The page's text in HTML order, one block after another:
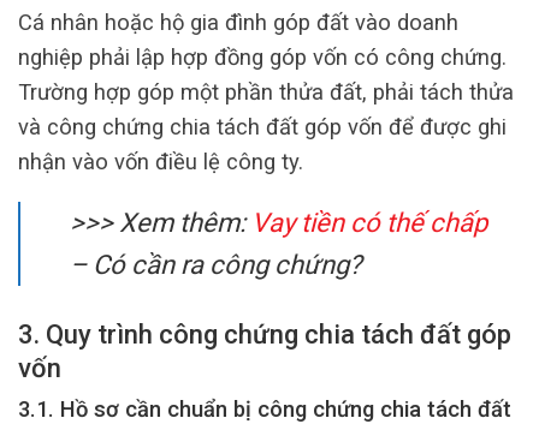
Cá nhân hoặc hộ gia đình góp đất vào doanh
nghiệp phải lập hợp đồng góp vốn có công chứng.
Trường hợp góp một phần thửa đất, phải tách thửa
và công chứng chia tách đất góp vốn để được ghi
nhận vào vốn điều lệ công ty.
>>> Xem thêm: Vay tiền có thế chấp
– Có cần ra công chứng?
3. Quy trình công chứng chia tách đất góp
vốn
3.1. Hồ sơ cần chuẩn bị công chứng chia tách đất